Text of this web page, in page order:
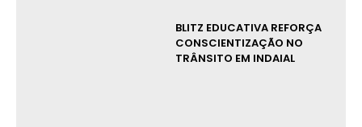
BLITZ EDUCATIVA REFORÇA
CONSCIENTIZAÇÃO NO
TRÂNSITO EM INDAIAL